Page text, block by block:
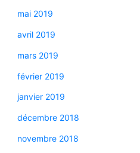
mai 2019
avril 2019
mars 2019
février 2019
janvier 2019
décembre 2018
novembre 2018